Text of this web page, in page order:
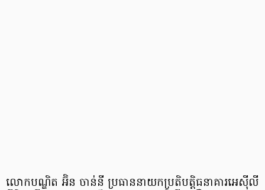
លោកបណ្ឌិត អ៊ិន ចាន់នី ប្រធាន​នាយក​ប្រតិបត្តិ​ធនាគារ​អេស៊ីលី